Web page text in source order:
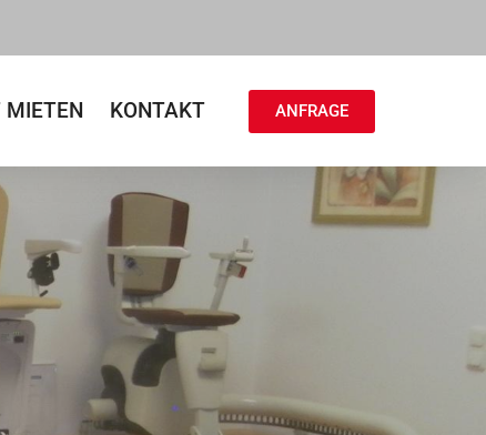
MIETEN KONTAKT ANFRAGE